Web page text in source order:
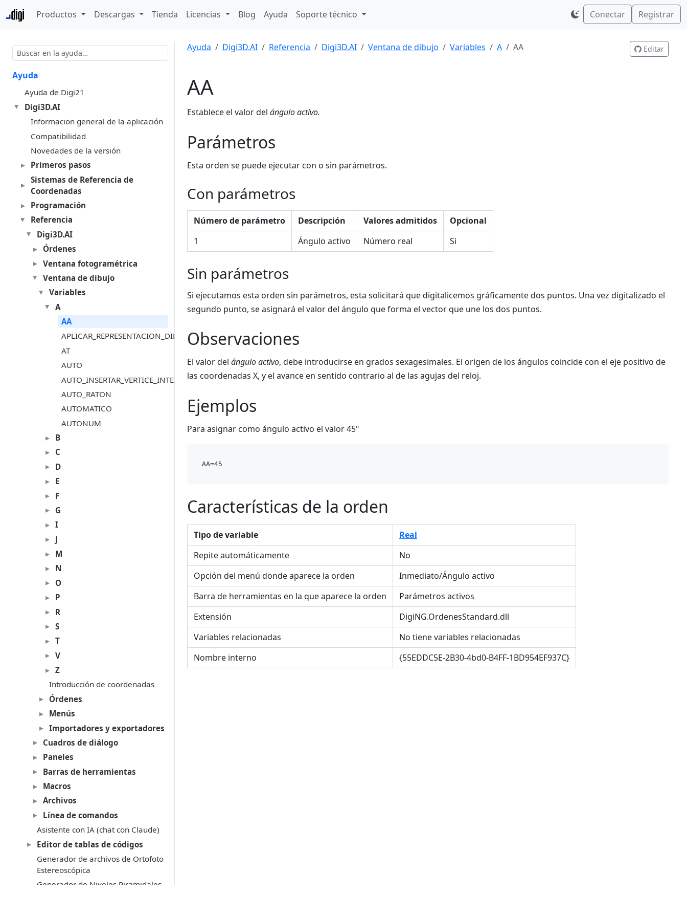
Productos Descargas Tienda Licencias Blog Ayuda Soporte técnico Conectar Registrar
Ayuda
Ayuda de Digi21
Digi3D.AI
Informacion general de la aplicación
Compatibilidad
Novedades de la versión
Primeros pasos
Sistemas de Referencia de
Coordenadas
Programación
Referencia
Digi3D.AI
Órdenes
Ventana fotogramétrica
Ventana de dibujo
Variables
A
AA
APLICAR_REPRESENTACION_DINAMICA_GEOMETRIA_DIBUJANDO
AT
AUTO
AUTO_INSERTAR_VERTICE_INTERSECCION_AL_FINALIZAR_LINEA
AUTO_RATON
AUTOMATICO
AUTONUM
B
C
D
E
F
G
I
J
M
N
O
P
R
S
T
V
Z
Introducción de coordenadas
Órdenes
Menús
Importadores y exportadores
Cuadros de diálogo
Paneles
Barras de herramientas
Macros
Archivos
Línea de comandos
Asistente con IA (chat con Claude)
Editor de tablas de códigos
Generador de archivos de Ortofoto
Estereoscópica
Generador de Niveles Piramidales
Ayuda Digi3D.AI Referencia Digi3D.AI Ventana de dibujo Variables A AA Editar
AA
Establece el valor del ángulo activo.
Parámetros
Esta orden se puede ejecutar con o sin parámetros.
Con parámetros
Número de parámetro Descripción Valores admitidos
Opcional
1
Ángulo activo Número real Si
Sin parámetros
Si ejecutamos esta orden sin parámetros, esta solicitará que digitalicemos gráficamente dos puntos. Una vez digitalizado el
segundo punto, se asignará el valor del ángulo que forma el vector que une los dos puntos.
Observaciones
El valor del ángulo activo, debe introducirse en grados sexagesimales. El origen de los ángulos coincide con el eje positivo de
las coordenadas X, y el avance en sentido contrario al de las agujas del reloj.
Ejemplos
Para asignar como ángulo activo el valor 45º
Características de la orden
Tipo de variable
Real
Repite automáticamente
No
Opción del menú donde aparece la orden
Inmediato/Ángulo activo
Barra de herramientas en la que aparece la orden
Parámetros activos
Extensión
DigiNG.OrdenesStandard.dll
Variables relacionadas
No tiene variables relacionadas
Nombre interno
{55EDDC5E-2B30-4bd0-B4FF-1BD954EF937C}